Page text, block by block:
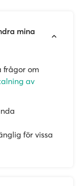
mina
frågor om
av
för vissa